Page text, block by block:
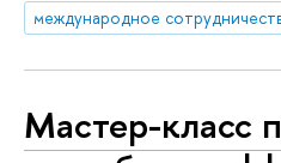
международное
Мастер-класс